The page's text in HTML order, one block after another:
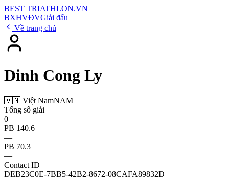
BEST TRIATHLON.VN
BXHVĐVGiải đấu
Về trang chủ
Dinh Cong Ly
🇻🇳 Việt NamNAM
Tổng số giải
0
PB 140.6
—
PB 70.3
—
Contact ID
DEB23C0E-7BB5-42B2-8672-08CAFA89832D